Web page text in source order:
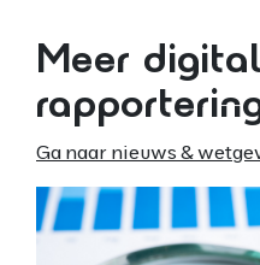
Meer
Ga naar nieuws &